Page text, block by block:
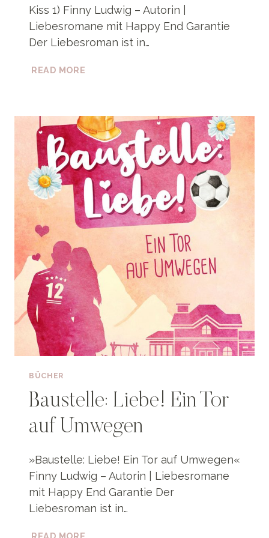
Kiss 1) Finny Ludwig – Autorin |
Liebesromane mit Happy End Garantie
Der Liebesroman ist in…
READ MORE
KISS
1)
BÜCHER
Baustelle: Liebe! Ein Tor
auf Umwegen
»Baustelle: Liebe! Ein Tor auf Umwegen«
Finny Ludwig – Autorin | Liebesromane
mit Happy End Garantie Der
Liebesroman ist in…
READ MORE